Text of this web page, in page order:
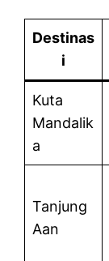
Destinas
i
Kuta
Mandalik
a
Tanjung
Aan